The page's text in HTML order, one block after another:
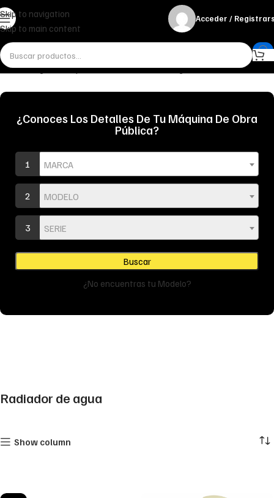
Skip to navigation
Skip to main content
Acceder /
InicioRefrigeración y RadiadoresRadiador de agua
¿Conoces Los Detalles De Tu Máquina De Obra
Pública?
1 MARCA
2 MODELO
3 SERIE
¿No encuentras tu Modelo?
Radiador de agua
Show column